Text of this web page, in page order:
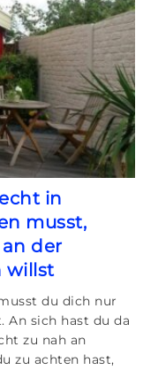
in
musst,
der
willst
du dich nur
An sich hast du da
zu nah an
zu achten hast,